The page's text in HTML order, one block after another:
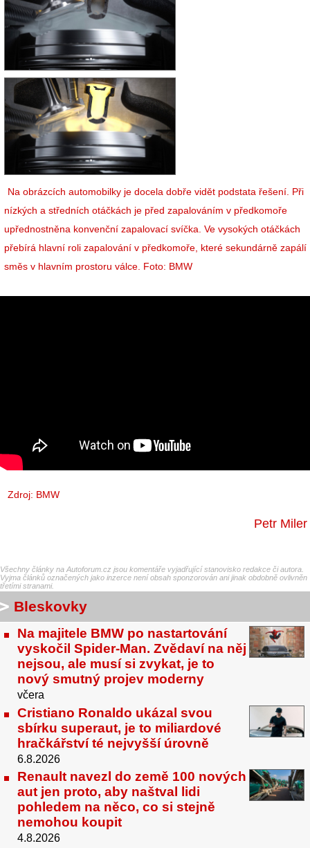
Na obrázcích automobilky je docela dobře vidět podstata řešení. Při
nízkých a středních otáčkách je před zapalováním v předkomoře
upřednostněna konvenční zapalovací svíčka. Ve vysokých otáčkách
přebírá hlavní roli zapalování v předkomoře, které sekundárně zapálí
směs v hlavním prostoru válce. Foto: BMW
Zdroj: BMW
Petr Miler
Všechny články na Autoforum.cz jsou komentáře vyjadřující stanovisko redakce či autora.
Vyjma článků označených jako inzerce není obsah sponzorován ani jinak obdobně ovlivněn
třetími stranami.
Bleskovky
Na majitele BMW po nastartování
vyskočil Spider-Man. Zvědaví na něj
nejsou, ale musí si zvykat, je to
nový smutný projev moderny
včera
Cristiano Ronaldo ukázal svou
sbírku superaut, je to miliardové
hračkářství té nejvyšší úrovně
6.8.2026
Renault navezl do země 100 nových
aut jen proto, aby naštval lidi
pohledem na něco, co si stejně
nemohou koupit
4.8.2026